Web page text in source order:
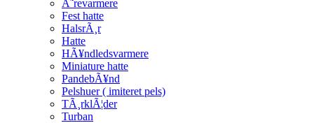
Ã˜revarmere
Fest hatte
HalsrÃ¸r
Hatte
HÃ¥ndledsvarmere
Miniature hatte
PandebÃ¥nd
Pelshuer ( imiteret pels)
TÃ¸rklÃ¦der
Turban